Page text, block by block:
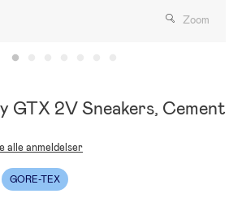
Zoom
GTX 2V Sneakers, Cement
GORE-TEX
alle anmeldelser